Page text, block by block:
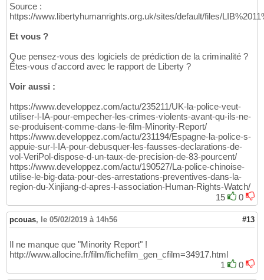
Source :
https://www.libertyhumanrights.org.uk/sites/default/files/
Et vous ?
Que pensez-vous des logiciels de prédiction de la criminalité ?
Êtes-vous d'accord avec le rapport de Liberty ?
Voir aussi :
https://www.developpez.com/actu/235211/UK-la-police-veut-
utiliser-l-IA-pour-empecher-les-crimes-violents-avant-qu-ils-ne-
se-produisent-comme-dans-le-film-Minority-Report/
https://www.developpez.com/actu/231194/Espagne-la-police-s-
appuie-sur-l-IA-pour-debusquer-les-fausses-declarations-de-
vol-VeriPol-dispose-d-un-taux-de-precision-de-83-pourcent/
https://www.developpez.com/actu/190527/La-police-chinoise-
utilise-le-big-data-pour-des-arrestations-preventives-dans-la-
region-du-Xinjiang-d-apres-l-association-Human-Rights-Watch/
15
0
pcouas, le 05/02/2019 à 14h56 #13
Il ne manque que "Minority Report" !
http://www.allocine.fr/film/fichefilm_gen_cfilm=34917.html
1
0